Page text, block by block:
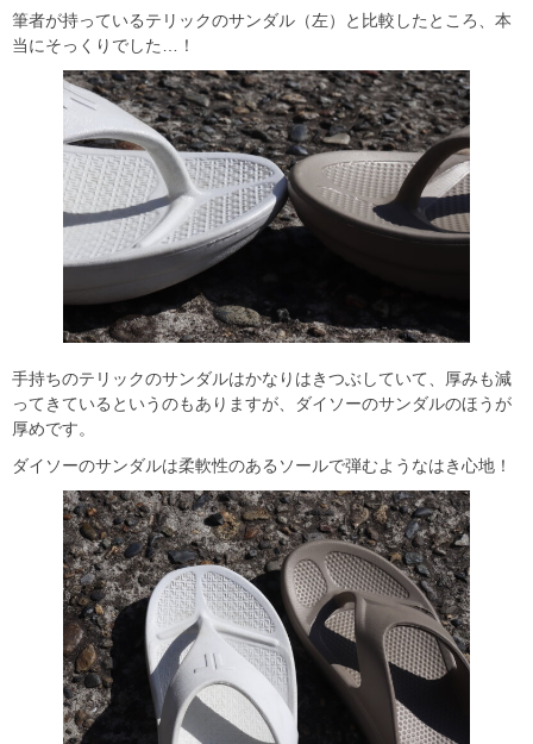
筆者が持っているテリックのサンダル（左）と比較したところ、本
当にそっくりでした…！
手持ちのテリックのサンダルはかなりはきつぶしていて、厚みも減
ってきているというのもありますが、ダイソーのサンダルのほうが
厚めです。
ダイソーのサンダルは柔軟性のあるソールで弾むようなはき心地！